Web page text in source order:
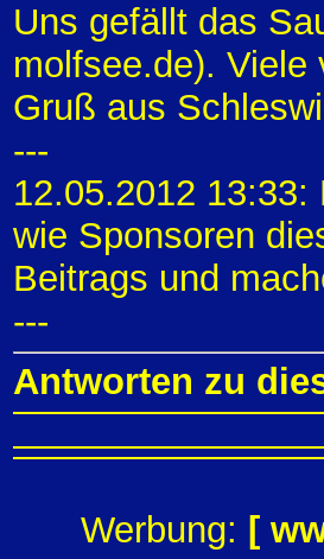
Uns gefällt das
molfsee.de).
Gruß aus
---
12.05.2012 13:33:
wie Sponsoren
Beitrags und
---
Antworten zu
Werbung: [